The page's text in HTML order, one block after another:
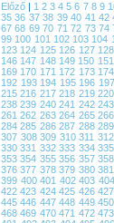
Előző | 123456 7 8 9
3536 3738 3940 41 42
6768 6970 7172 73 74
99 100 101 102 103 104
123 124 125 126 127 128
146 147 148 149 150 151
169 170 171 172 173 174
192 193 194 195 196 197
215216 217218 219220
238239 240241 242243
261262 263264 265266
284285 286287 288289
307 308 309 310 311 312
330331 332333 334335
353354 355356 357358
376377 378379 380381
399 400 401 402 403 404
422423 424425 426427
445446 447448 449450
468469 470471 472473